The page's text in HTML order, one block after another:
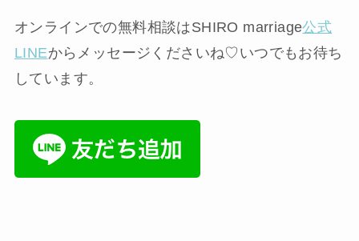
オンラインでの無料相談はSHIRO marriage公式
LINEからメッセージくださいね♡いつでもお待ち
しています。